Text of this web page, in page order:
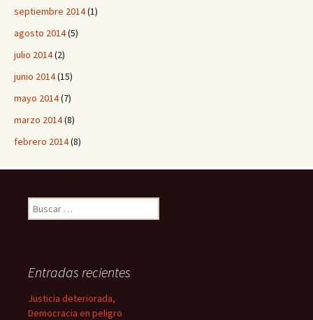
septiembre 2014(1)
agosto 2014(5)
julio 2014(2)
junio 2014(15)
mayo 2014(7)
marzo 2014(8)
febrero 2014(8)
B
u
r
Entradas recientes
Justicia deteriorada,
Democracia en peligro